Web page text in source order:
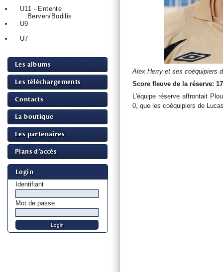
U11 - Entente
Berven/Bodilis
U9
U7
Les albums
Les téléchargements
Contacts
La boutique
Les partenaires
Plans d’accès
Login
Identifiant
Mot de passe
Alex Herry et ses coéquipiers
Score fleuve de la réserve:
L'équipe réserve affrontait
0, que les coéquipiers de